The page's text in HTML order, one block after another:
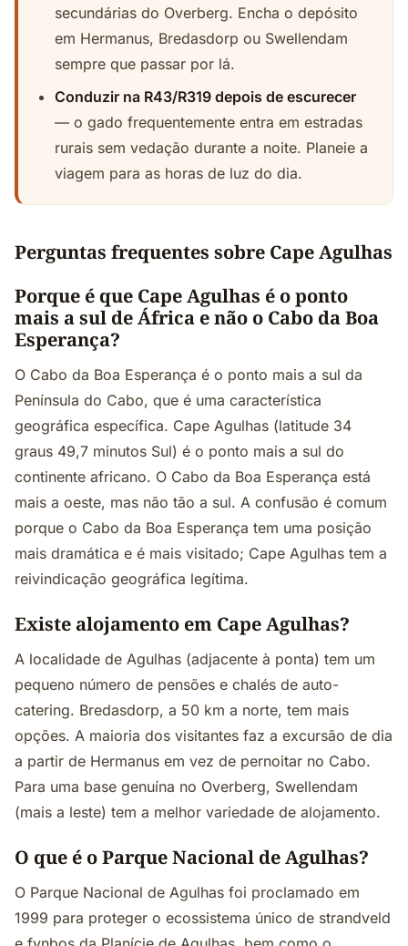
secundárias do Overberg. Encha o depósito
em Hermanus, Bredasdorp ou Swellendam
sempre que passar por lá.
Conduzir na R43/R319 depois de escurecer
— o gado frequentemente entra em estradas
rurais sem vedação durante a noite. Planeie a
viagem para as horas de luz do dia.
Perguntas frequentes sobre Cape Agulhas
Porque é que Cape Agulhas é o ponto
mais a sul de África e não o Cabo da Boa
Esperança?
O Cabo da Boa Esperança é o ponto mais a sul da
Península do Cabo, que é uma característica
geográfica específica. Cape Agulhas (latitude 34
graus 49,7 minutos Sul) é o ponto mais a sul do
continente africano. O Cabo da Boa Esperança está
mais a oeste, mas não tão a sul. A confusão é comum
porque o Cabo da Boa Esperança tem uma posição
mais dramática e é mais visitado; Cape Agulhas tem a
reivindicação geográfica legítima.
Existe alojamento em Cape Agulhas?
A localidade de Agulhas (adjacente à ponta) tem um
pequeno número de pensões e chalés de auto-
catering. Bredasdorp, a 50 km a norte, tem mais
opções. A maioria dos visitantes faz a excursão de dia
a partir de Hermanus em vez de pernoitar no Cabo.
Para uma base genuína no Overberg, Swellendam
(mais a leste) tem a melhor variedade de alojamento.
O que é o Parque Nacional de Agulhas?
O Parque Nacional de Agulhas foi proclamado em
1999 para proteger o ecossistema único de strandveld